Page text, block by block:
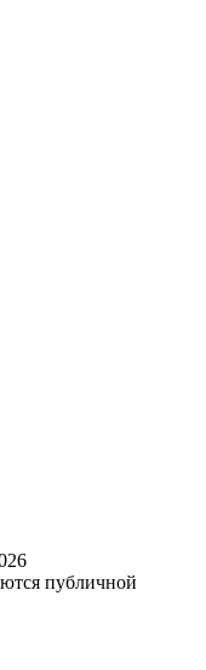
публичной